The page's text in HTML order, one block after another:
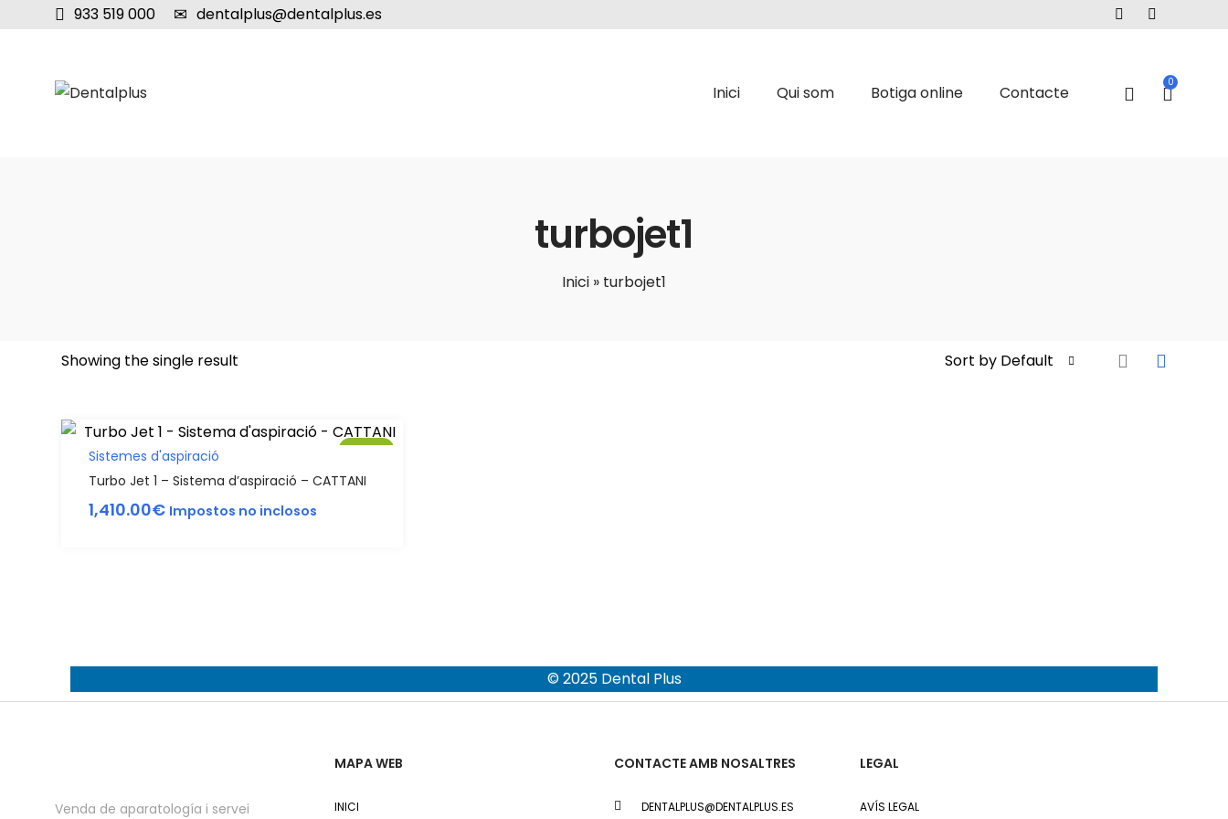
933 519 000 dentalplus@dentalplus.es
Inici Qui som Botiga online Contacte
0
turbojet1
Inici » turbojet1
Showing the single result Sort by Default
Sale!
Sistemes d'aspiració
Turbo Jet 1 – Sistema d’aspiració – CATTANI
1,410.00€ Impostos no inclosos
© 2025 Dental Plus
Venda de aparatología i servei
MAPA WEB
INICI
CONTACTE AMB NOSALTRES
DENTALPLUS@DENTALPLUS.ES
LEGAL
AVÍS LEGAL